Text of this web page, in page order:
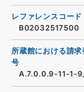
レファレンスコード
B02032517500
所蔵館における請求
号
A.7.0.0.9-11-1-